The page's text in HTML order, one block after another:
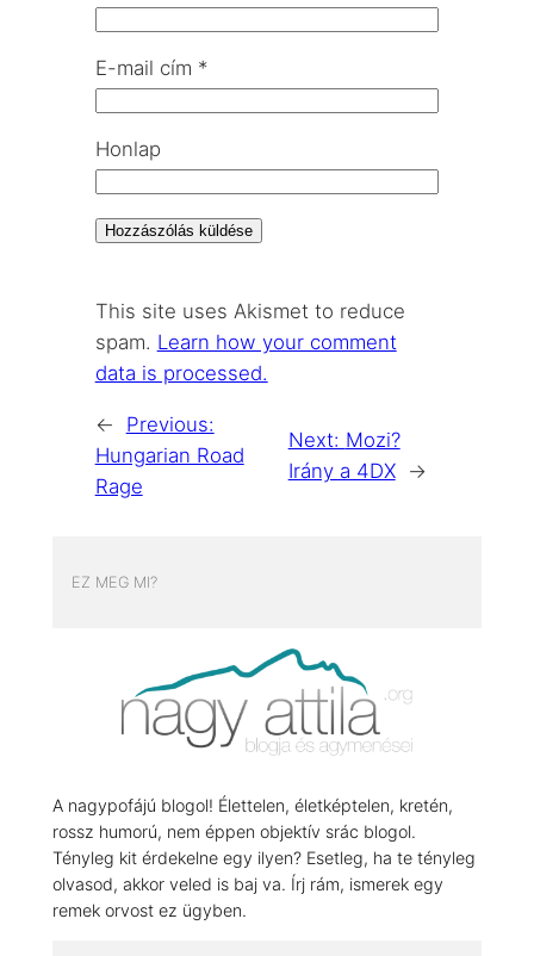
E-mail cím *
Honlap
This site uses Akismet to reduce
spam. Learn how your comment
data is processed.
←
Previous:
Hungarian Road
Rage
Next: Mozi?
Irány a 4DX
→
EZ MEG MI?
A nagypofájú blogol! Élettelen, életképtelen, kretén,
rossz humorú, nem éppen objektív srác blogol.
Tényleg kit érdekelne egy ilyen? Esetleg, ha te tényleg
olvasod, akkor veled is baj va. Írj rám, ismerek egy
remek orvost ez ügyben.